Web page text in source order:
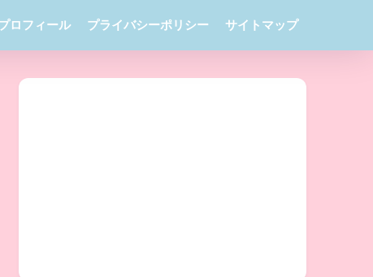
ロフィール プライバシーポリシー サイトマップ